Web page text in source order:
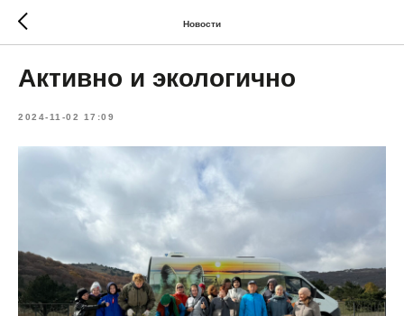
Новости
Активно и экологично
2024-11-02 17:09